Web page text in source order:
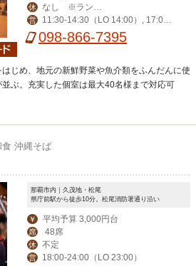
休
タイムのみ1月1日～
3日まで休業致しま
営
11:30-14:30（LO 14:00）, 17:00-
24:00（LO 23:00）
098-866-7395
じめ、地元の新鮮野菜や魚介類をふんだんに使
ぶ。充実した個室は最大40名様まで対応可
沖縄そば
那覇市内｜久茂地・松尾
県庁前駅から徒歩10分。松尾消防署通り沿い
￥ 平均予算 3,000円台
席 48席
休 不定
営 18:00-24:00（LO 23:00）